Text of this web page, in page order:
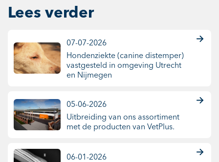
Lees verder
07-07-2026
Hondenziekte (canine distemper)
vastgesteld in omgeving Utrecht
en Nijmegen
05-06-2026
Uitbreiding van ons assortiment
met de producten van VetPlus.
06-01-2026